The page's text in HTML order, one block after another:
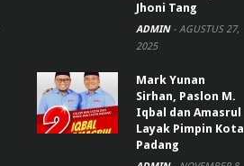
Jhoni Tang
ADMIN - AGUSTUS 27,
2025
Mark Yunan
Sirhan, Paslon M.
Iqbal dan Amasrul
Layak Pimpin Kota
Padang